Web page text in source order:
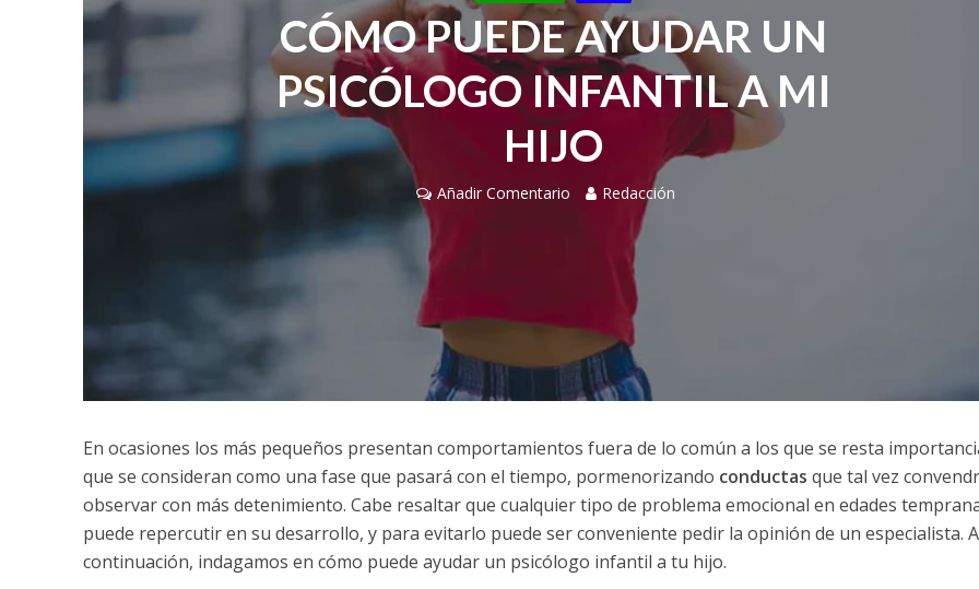
CÓMO PUEDE AYUDAR UN
PSICÓLOGO INFANTIL A MI
HIJO
Añadir Comentario Redacción
En ocasiones los más pequeños presentan comportamientos fuera de lo común a los que se resta
que se consideran como una fase que pasará con el tiempo, pormenorizando conductas que tal vez
observar con más detenimiento. Cabe resaltar que cualquier tipo de problema emocional en edades
puede repercutir en su desarrollo, y para evitarlo puede ser conveniente pedir la opinión de un especialista. A
continuación, indagamos en cómo puede ayudar un psicólogo infantil a tu hijo.